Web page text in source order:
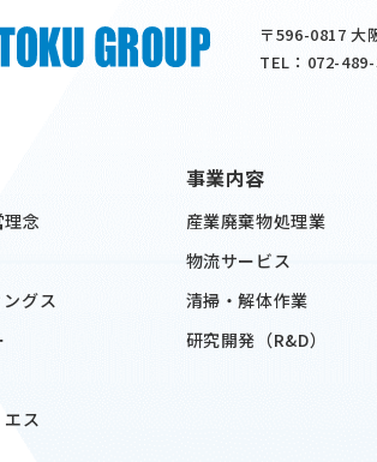
〒596-0817 大
TEL：072-
念
グス
ス
事業内容
産業廃棄物処理業
物流サービス
清掃・解体作業
研究開発（R&D）